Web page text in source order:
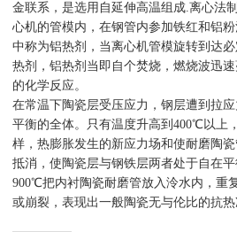
金联系，是选用自延伸高温组成.离心法
心机的管模内，在钢管内参加铁红和铝
中称为铝热剂，当离心机管模旋转到达
热剂，铝热剂当即自个焚烧，燃烧波迅
的化学反应。
在常温下陶瓷层受压应力，钢层遭到拉
平衡的全体。只有温度升高到400℃以上
样，热膨胀发生的新应力场和使耐磨陶
抵消，使陶瓷层与钢铁层两者处于自在
900℃把内衬陶瓷耐磨管放入泠水内，重
或崩裂，表现出一般陶瓷无与伦比的抗热